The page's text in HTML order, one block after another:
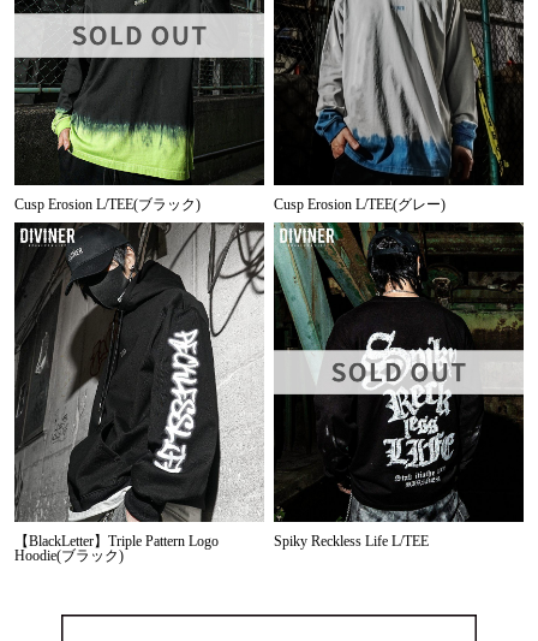
Cusp Erosion L/TEE(ブラック) Cusp Erosion L/TEE(グレー)
【BlackLetter】Triple Pattern Logo
Hoodie(ブラック)
Spiky Reckless Life L/TEE